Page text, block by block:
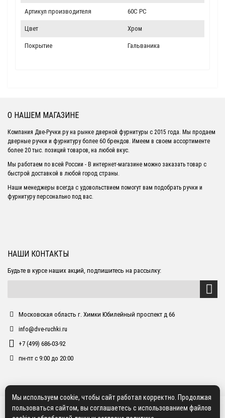
Артикул производителя 60C PC
Цвет Хром
Покрытие Гальваника
О НАШЕМ МАГАЗИНЕ
Компания Две-Ручки.ру на рынке дверной фурнитуры с 2015 года. Мы продаем
дверные ручки и фурнитуру более 60 брендов. Имеем в своем ассортименте
более 20 тыс. позиций товаров, на любой вкус.
Мы работаем по всей России - В интернет-магазине можно заказать товар с
быстрой доставкой в любой город страны.
Наши менеджеры всегда с удовольствием помогут вам подобрать ручки и
фурнитуру персонально под вас.
НАШИ КОНТАКТЫ
Будьте в курсе наших акций, подпишитесь на рассылку:
Московская область г. Химки Юбилейный проспект д 66
info@dve-ruchki.ru
+7 (499) 686-03-92
пн-пт с 9:00 до 20:00
Мы используем cookie, чтобы сайт работал корректно. Продолжая
пользоваться сайтом, вы соглашаетесь с использованием файлов